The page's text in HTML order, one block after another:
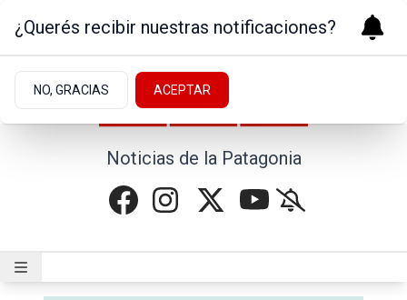
Noticias de la Patagonia
¿Querés recibir nuestras notificaciones?
NO, GRACIAS ACEPTAR